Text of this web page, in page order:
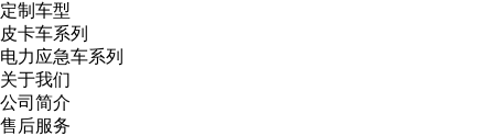
定制车型
皮卡车系列
电力应急车系列
关于我们
公司简介
售后服务